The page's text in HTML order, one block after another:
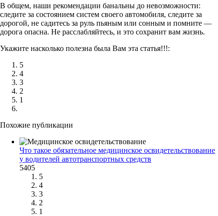
В общем, наши рекомендации банальны до невозможности:
следите за состоянием систем своего автомобиля, следите за
дорогой, не садитесь за руль пьяным или сонным и помните —
дорога опасна. Не расслабляйтесь, и это сохранит вам жизнь.
Укажите насколько полезна была Вам эта статья!!!:
5
4
3
2
1
Похожие публикации
Что такое обязательное медицинское освидетельствование
у водителей автотранспортных средств
5405
5
4
3
2
1